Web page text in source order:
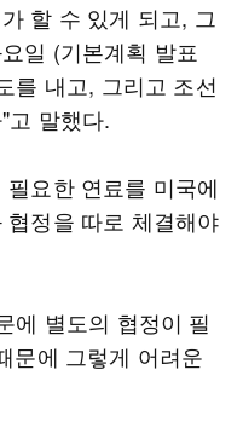
할 수 있게 되고, 그
일 (기본계획 발표
를 내고, 그리고 조선
고 말했다.
요한 연료를 미국에
정을 따로 체결해야
에 별도의 협정이 필
문에 그렇게 어려운